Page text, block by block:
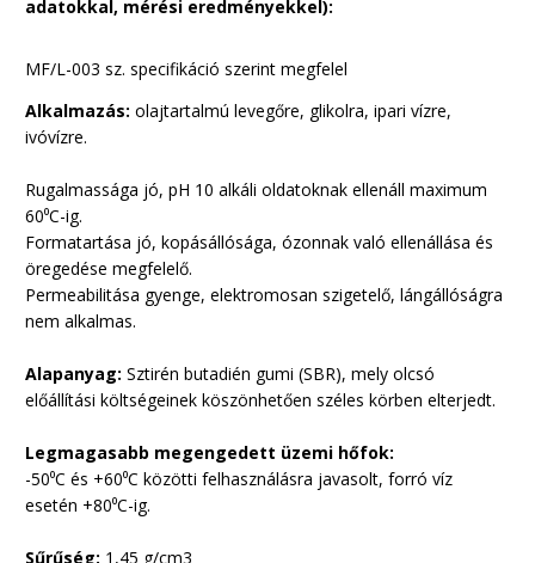
adatokkal, mérési eredményekkel):
MF/L-003 sz. specifikáció szerint megfelel
Alkalmazás: olajtartalmú levegőre, glikolra, ipari vízre,
ivóvízre.
Rugalmassága jó, pH 10 alkáli oldatoknak ellenáll maximum
60⁰C-ig.
Formatartása jó, kopásállósága, ózonnak való ellenállása és
öregedése megfelelő.
Permeabilitása gyenge, elektromosan szigetelő, lángállóságra
nem alkalmas.
Alapanyag:Sztirén butadién gumi (SBR), mely olcsó
előállítási költségeinek köszönhetően széles körben elterjedt.
Legmagasabb megengedett üzemi hőfok:
-50⁰C és +60⁰C közötti felhasználásra javasolt, forró víz
esetén +80⁰C-ig.
Sűrűség: 1,45 g/cm3